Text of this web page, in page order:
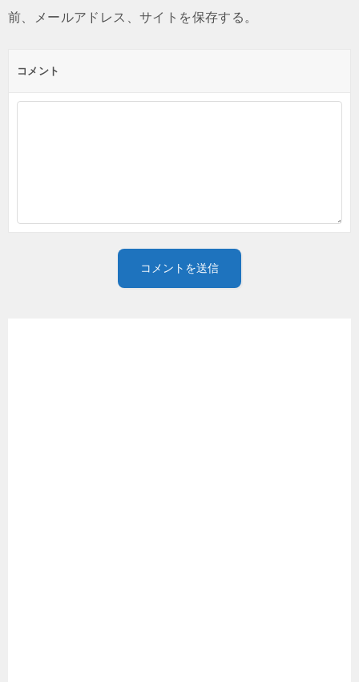
前、メールアドレス、サイトを保存する。
コメント